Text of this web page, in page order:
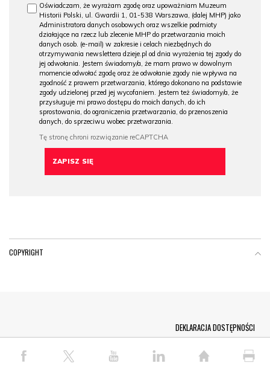
Oświadczam, że wyrażam zgodę oraz upoważniam Muzeum
Historii Polski, ul. Gwardii 1, 01-538 Warszawa, (dalej MHP) jako
Administratora danych osobowych oraz wszelkie podmioty
działające na rzecz lub zlecenie MHP do przetwarzania moich
danych osob. (e-mail) w zakresie i celach niezbędnych do
otrzymywania newslettera dzieje.pl od dnia wyrażenia tej zgody do
jej odwołania. Jestem świadomy/a, że mam prawo w dowolnym
momencie odwołać zgodę oraz że odwołanie zgody nie wpływa na
zgodność z prawem przetwarzania, którego dokonano na podstawie
zgody udzielonej przed jej wycofaniem. Jestem też świadomy/a, że
przysługuje mi prawo dostępu do moich danych, do ich
sprostowania, do ograniczenia przetwarzania, do przenoszenia
danych, do sprzeciwu wobec przetwarzania.
COPYRIGHT
© COPYRIGHT PAP 2026
DEKLARACJA DOSTĘPNOŚCI